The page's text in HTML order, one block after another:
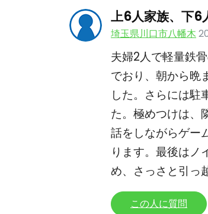
上6人家族、下6
埼玉県川口市八幡木
夫婦2人で軽量鉄
でおり、朝から晩
した。さらには駐
た。極めつけは、
話をしながらゲー
ります。最後はノ
め、さっさと引っ
この人に質問